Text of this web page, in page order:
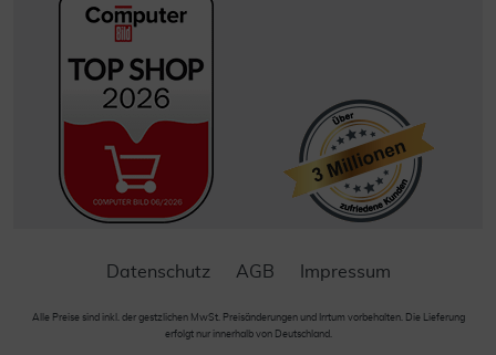
Datenschutz AGB Impressum
Alle Preise sind inkl. der gestzlichen MwSt. Preisänderungen und Irrtum vorbehalten. Die Lieferung
erfolgt nur innerhalb von Deutschland.